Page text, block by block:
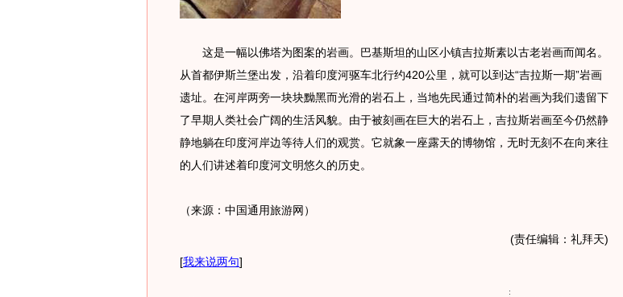
这是一幅以佛塔为图案的岩画。巴基斯坦的山区小镇吉拉斯素以古老岩画而闻名。
从首都伊斯兰堡出发，沿着印度河驱车北行约420公里，就可以到达“吉拉斯一期”岩画
遗址。在河岸两旁一块块黝黑而光滑的岩石上，当地先民通过简朴的岩画为我们遗留下
了早期人类社会广阔的生活风貌。由于被刻画在巨大的岩石上，吉拉斯岩画至今仍然静
静地躺在印度河岸边等待人们的观赏。它就象一座露天的博物馆，无时无刻不在向来往
的人们讲述着印度河文明悠久的历史。
（来源：中国通用旅游网）
(责任编辑：礼拜天)
[我来说两句]